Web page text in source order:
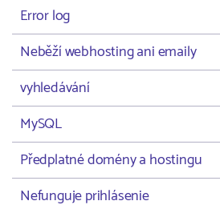
Error log
Neběží webhosting ani emaily
vyhledávání
MySQL
Předplatné domény a hostingu
Nefunguje prihlásenie